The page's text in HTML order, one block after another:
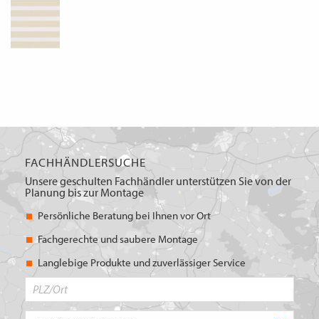
FACHHÄNDLERSUCHE
Unsere geschulten Fachhändler unterstützen Sie von der
Planung bis zur Montage
Persönliche Beratung bei Ihnen vor Ort
Fachgerechte und saubere Montage
Langlebige Produkte und zuverlässiger Service